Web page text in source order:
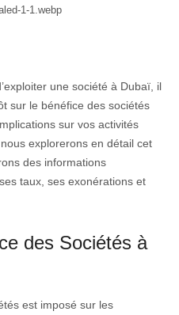
une société à Dubaï, il
sur le bénéfice des sociétés
sur vos activités
explorerons en détail cet
des informations
taux, ses exonérations et
des Sociétés à
est imposé sur les